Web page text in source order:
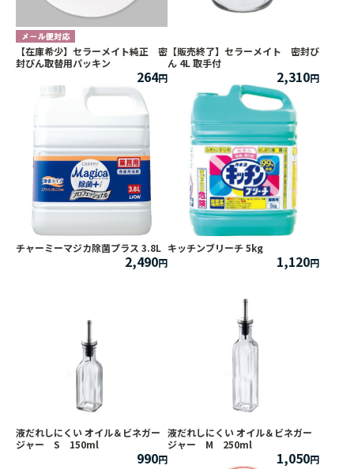
【在庫希少】セラーメイト純正 密
封びん取替用パッキン
264
【販売終了】セラーメイト 密封び
ん 4L 取手付
2,310
チャーミーマジカ除菌プラス 3.8L
2,490
キッチンブリーチ 5kg
1,120
液だれしにくい オイル＆ビネガー
ジャー S 150ml
990
液だれしにくい オイル＆ビネガー
ジャー M 250ml
1,050